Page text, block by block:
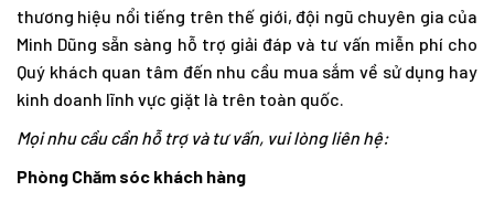
thương hiệu nổi tiếng trên thế giới, đội ngũ chuyên gia của
Minh Dũng sẵn sàng hỗ trợ giải đáp và tư vấn miễn phí cho
Quý khách quan tâm đến nhu cầu mua sắm về sử dụng hay
kinh doanh lĩnh vực giặt là trên toàn quốc.
Mọi nhu cầu cần hỗ trợ và tư vấn, vui lòng liên hệ:
Phòng Chăm sóc khách hàng